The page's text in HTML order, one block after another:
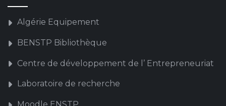
Algérie Equipement
BENSTP Bibliothèque
Centre de développement de l’ Entrepreneuriat
Laboratoire de recherche